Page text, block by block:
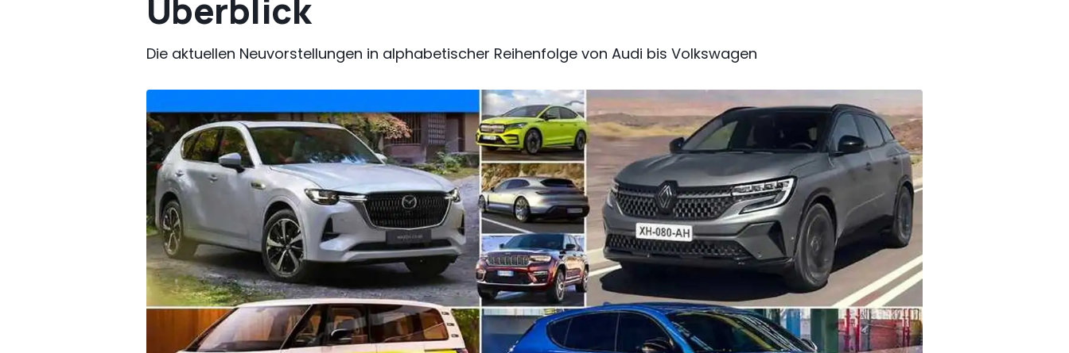
Überblick
Die aktuellen Neuvorstellungen in alphabetischer Reihenfolge von Audi bis Volkswagen